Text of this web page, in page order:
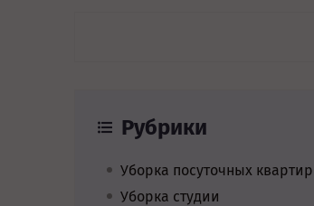
Рубрики
Уборка посуточных квартир
Уборка студии